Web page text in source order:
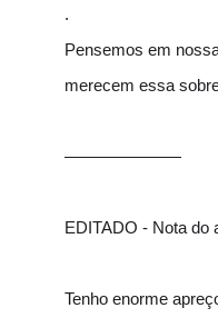
.
Pensemos em
merecem essa
———————
EDITADO - Nota do
Tenho enorme